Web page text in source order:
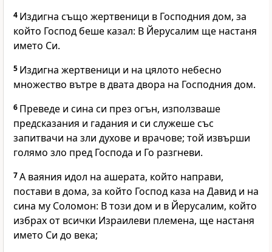
4 Издигна също жертвеници в Господния дом, за
който Господ беше казал: В Йерусалим ще настаня
името Си.
5 Издигна жертвеници и на цялото небесно
множество вътре в двата двора на Господния дом.
6 Преведе и сина си през огън, използваше
предсказания и гадания и си служеше със
запитвачи на зли духове и врачове; той извърши
голямо зло пред Господа и Го разгневи.
7А ваяния идол на ашерата, който направи,
постави в дома, за който Господ каза на Давид и на
сина му Соломон: В този дом и в Йерусалим, който
избрах от всички Израилеви племена, ще настаня
името Си до века;